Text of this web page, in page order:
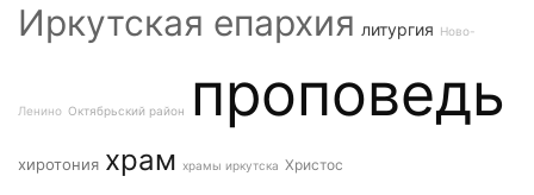
Иркутская епархия литургия Ново-
Ленино Октябрьский район проповедь
хиротония храм храмы иркутска Христос